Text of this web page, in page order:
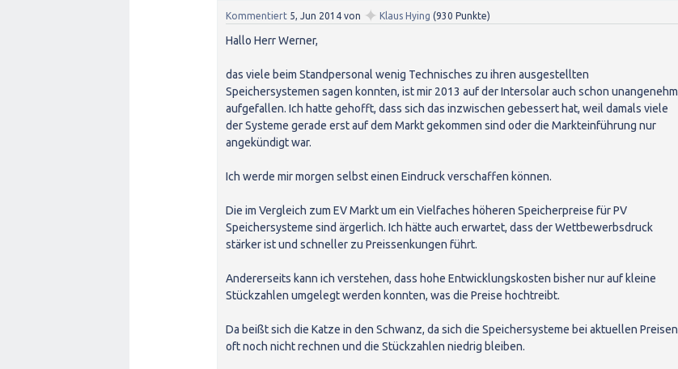
Kommentiert 5, Jun 2014 von ✦ Klaus Hying (930 Punkte)
Hallo Herr Werner,
das viele beim Standpersonal wenig Technisches zu ihren ausgestellten
Speichersystemen sagen konnten, ist mir 2013 auf der Intersolar auch schon unangenehm
aufgefallen. Ich hatte gehofft, dass sich das inzwischen gebessert hat, weil damals viele
der Systeme gerade erst auf dem Markt gekommen sind oder die Markteinführung nur
angekündigt war.
Ich werde mir morgen selbst einen Eindruck verschaffen können.
Die im Vergleich zum EV Markt um ein Vielfaches höheren Speicherpreise für PV
Speichersysteme sind ärgerlich. Ich hätte auch erwartet, dass der Wettbewerbsdruck
stärker ist und schneller zu Preissenkungen führt.
Andererseits kann ich verstehen, dass hohe Entwicklungskosten bisher nur auf kleine
Stückzahlen umgelegt werden konnten, was die Preise hochtreibt.
Da beißt sich die Katze in den Schwanz, da sich die Speichersysteme bei aktuellen Preisen
oft noch nicht rechnen und die Stückzahlen niedrig bleiben.